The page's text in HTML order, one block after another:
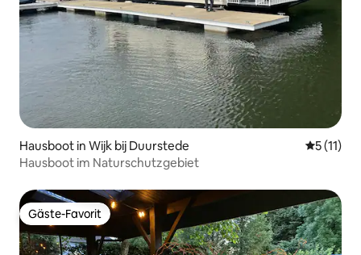
Hausboot in Wijk bij Duurstede
5 (11)
Hausboot im Naturschutzgebiet
Gäste-Favorit
Gäste-Favorit